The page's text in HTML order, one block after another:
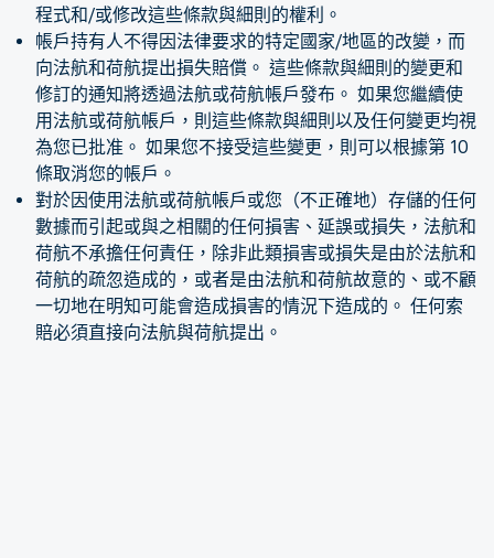
程式和/或修改這些條款與細則的權利。
帳戶持有人不得因法律要求的特定國家/地區的改變，而
向法航和荷航提出損失賠償。 這些條款與細則的變更和
修訂的通知將透過法航或荷航帳戶發布。 如果您繼續使
用法航或荷航帳戶，則這些條款與細則以及任何變更均視
為您已批准。 如果您不接受這些變更，則可以根據第 10
條取消您的帳戶。
對於因使用法航或荷航帳戶或您（不正確地）存儲的任何
數據而引起或與之相關的任何損害、延誤或損失，法航和
荷航不承擔任何責任，除非此類損害或損失是由於法航和
荷航的疏忽造成的，或者是由法航和荷航故意的、或不顧
一切地在明知可能會造成損害的情況下造成的。 任何索
賠必須直接向法航與荷航提出。